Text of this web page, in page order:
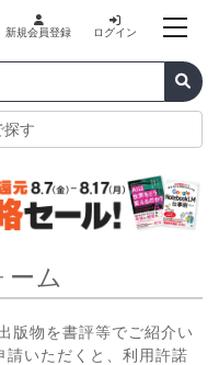
新規会員登録 ログイン
探す
ーム
版物を書評等でご紹介い
請いただくと、利用許諾